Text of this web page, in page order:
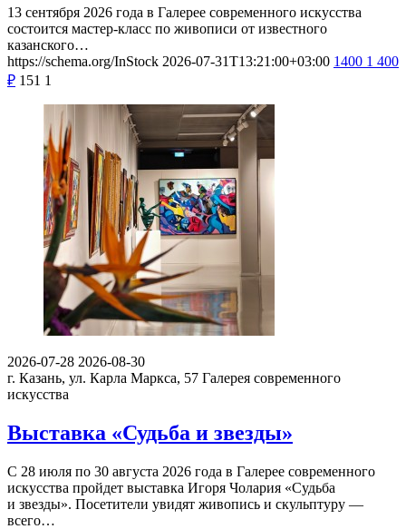
13 сентября 2026 года в Галерее современного искусства
состоится мастер-класс по живописи от известного
казанского…
https://schema.org/InStock 2026-07-31T13:21:00+03:00 1400 1 400
₽ 151 1
2026-07-28 2026-08-30
г. Казань, ул. Карла Маркса, 57 Галерея современного
искусства
Выставка «Судьба и звезды»
С 28 июля по 30 августа 2026 года в Галерее современного
искусства пройдет выставка Игоря Чолария «Судьба
и звезды». Посетители увидят живопись и скульптуру —
всего…